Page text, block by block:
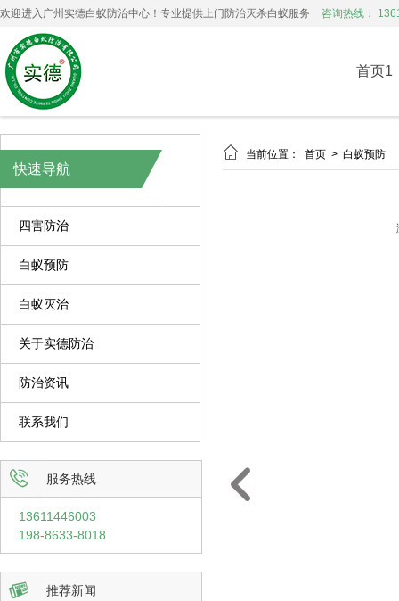
欢迎进入广州实德白蚁防治中心！专业提供上门防治灭杀白蚁服务 咨询热线：
首页1
快速导航
四害防治
白蚁预防
白蚁灭治
关于实德防治
防治资讯
联系我们
 服务热线
13611446003
198-8633-8018
 推荐新闻
 当前位置： 首页 > 白蚁预防
